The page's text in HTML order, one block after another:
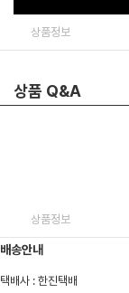
상품정보
상품 Q&A
상품정보
배송안내
택배사 : 한진택배